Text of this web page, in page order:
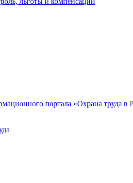
портала «Охрана труда в